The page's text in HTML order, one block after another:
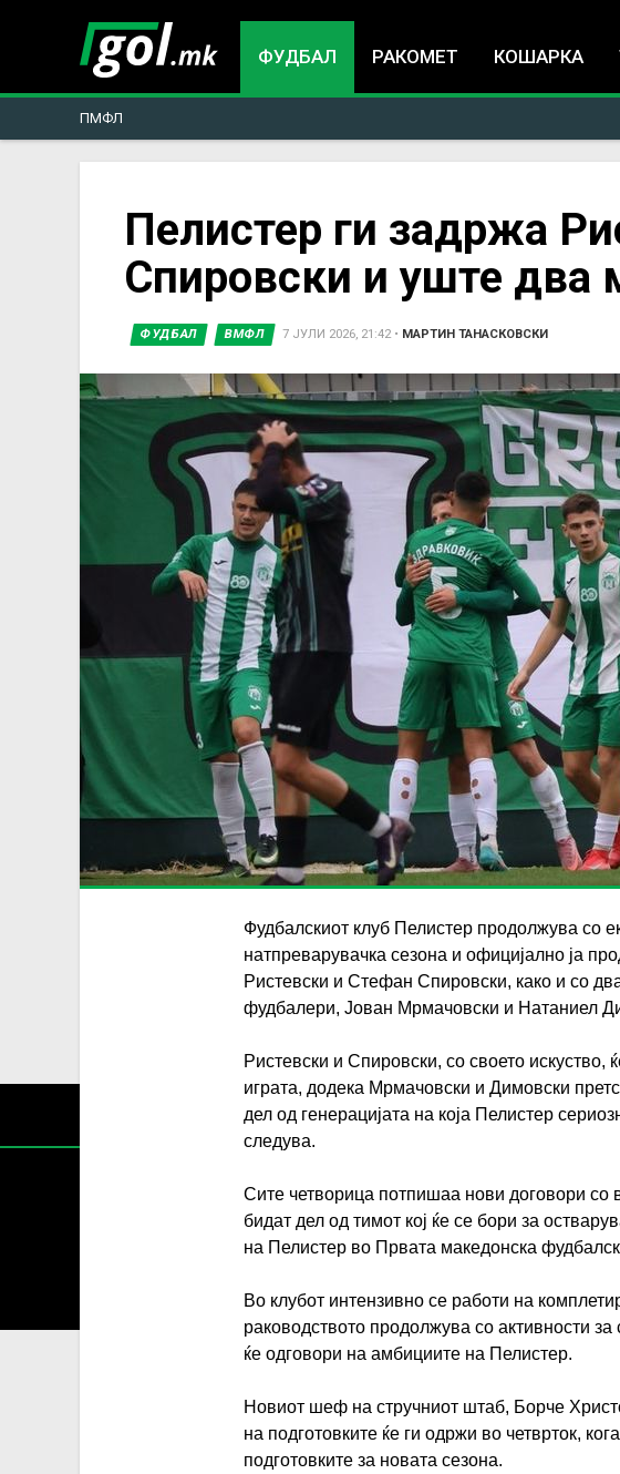
ФУДБАЛ РАКОМЕТ КОШАРКА
ПМФЛ
here
Пелистер ги задржа
Спировски и уште два
ФУДБАЛ ВМФЛ 7 ЈУЛИ 2026, 21:42• МАРТИН ТАНАСКОВСКИ
Фудбалскиот клуб Пелистер продолжува со
натпреварувачка сезона и официјално ја
Ристевски и Стефан Спировски, како и со
фудбалери, Јован Мрмачовски и Натаниел
Ристевски и Спировски, со своето искуство,
играта, додека Мрмачовски и Димовски
дел од генерацијата на која Пелистер
следува.
Сите четворица потпишаа нови договори со
бидат дел од тимот кој ќе се бори за
на Пелистер во Првата македонска
Во клубот интензивно се работи на
раководството продолжува со активности за
ќе одговори на амбициите на Пелистер.
Новиот шеф на стручниот штаб, Борче
на подготовките ќе ги одржи во четврток,
подготовките за новата сезона.
ИМПРЕСУМ
За секоја форма на распространување, репродукција или